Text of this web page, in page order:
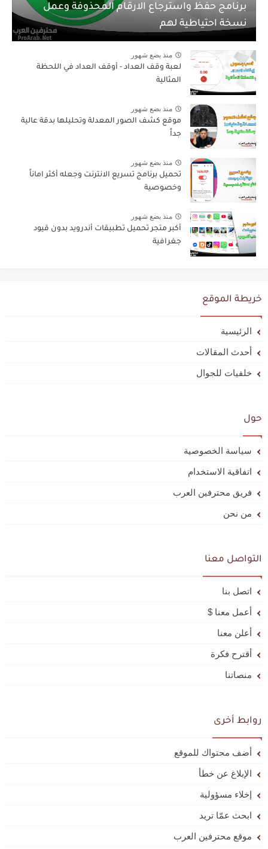
برنامج حفظ واسترجاع الارقام المحذوفة وعمل
نسخة احتياطية لهم
منذ بضع شهور
لعبة وقف العداد - أوقف العداد في اللحظة
المثالية
منذ بضع شهور
موقع كشف الصور المعدلة وتحليلها بدقة عالية
جداً
منذ بضع شهور
تحميل برنامج تسريع الانترنت وجعله أكثر اماناً
وخصوصية
منذ بضع شهور
أكبر متجر تحميل تطبيقات أندرويد بدون قيود
جغرافية
خريطة الموقع
الرئيسية
أحدث المقالات
خلفيات للجوال
حول
سياسة الخصوصية
اتفاقية الاستخدام
فريق محترفين العرب
من نحن
التواصل معنا
اتصل بنا
أعمل معنا $
أعلن معنا
أقترح فكرة
منصاتنا
روابط أخرى
أضف محتواك للموقع
الإبلاغ عن خطأ
إخلاء مسؤولية
ابحث عمّا تريد
موقع محترفين العرب